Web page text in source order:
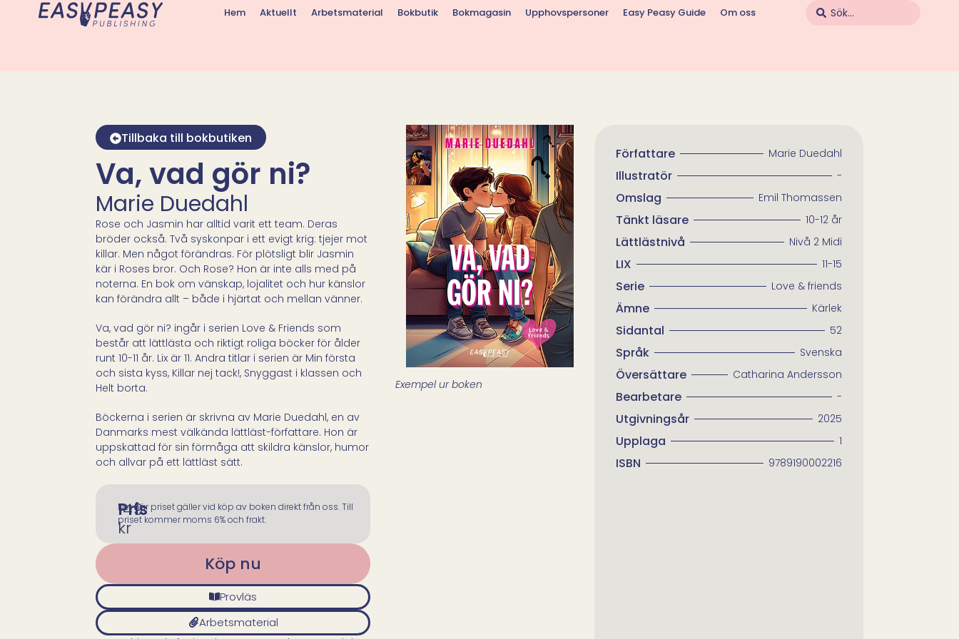
Hem Aktuellt Arbetsmaterial Bokbutik Bokmagasin Upphovspersoner Easy Peasy Guide Om oss
Tillbaka till bokbutiken
Va, vad gör ni?
Marie Duedahl
Rose och Jasmin har alltid varit ett team. Deras
bröder också. Två syskonpar i ett evigt krig: tjejer mot
killar. Men något förändras. För plötsligt blir Jasmin
kär i Roses bror. Och Rose? Hon är inte alls med på
noterna. En bok om vänskap, lojalitet och hur känslor
kan förändra allt – både i hjärtat och mellan vänner.
Va, vad gör ni? ingår i serien Love & Friends som
består att lättlästa och riktigt roliga böcker för ålder
runt 10-11 år. Lix är 11. Andra titlar i serien är Min första
och sista kyss, Killar nej tack!, Snyggast i klassen och
Helt borta.
Böckerna i serien är skrivna av Marie Duedahl, en av
Danmarks mest välkända lättläst-författare. Hon är
uppskattad för sin förmåga att skildra känslor, humor
och allvar på ett lättläst sätt.
Pris
149
kr
Det här priset gäller vid köp av boken direkt från oss. Till
priset kommer moms 6% och frakt.
Köp nu
Provläs
Arbetsmaterial
Exempel ur boken
Författare Marie Duedahl
Illustratör -
Omslag Emil Thomassen
Tänkt läsare 10-12 år
Lättlästnivå​ Nivå 2 Midi
LIX 11-15
Serie Love & friends
Ämne Kärlek
Sidantal 52
Språk Svenska
Översättare Catharina Andersson
Bearbetare -
Utgivningsår 2025
Upplaga 1
ISBN 9789190002216